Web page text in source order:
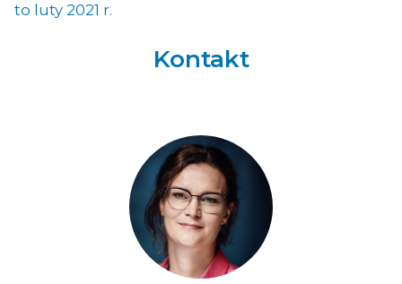
to luty 2021 r.
Kontakt